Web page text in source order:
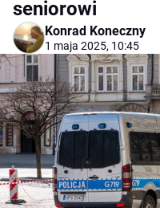
seniorowi
Konrad Koneczny
1 maja 2025, 10:45